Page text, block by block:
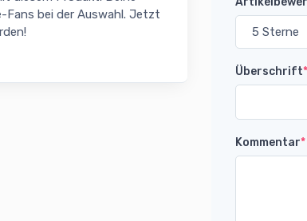
Fans bei der Auswahl. Jetzt
Überschrift*
Kommentar*